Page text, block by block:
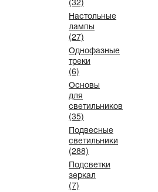
Настольные
лампы
(27)
Однофазные
треки
(6)
Основы
для
светильников
(35)
Подвесные
светильники
(288)
Подсветки
зеркал
(7)